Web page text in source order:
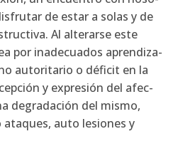
de estar a solas y de
Al alte­rar­se este
por inade­cua­dos apren­di­za­
auto­ri­ta­rio o défi­cit en la
y expre­sión del afec­
degra­da­ción del mis­mo,
auto lesio­nes y